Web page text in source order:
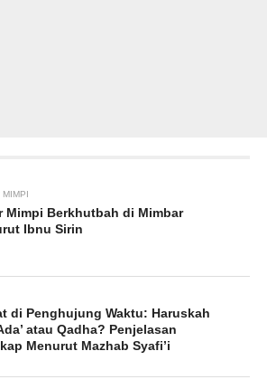
MIMPI
Mimpi Berkhutbah di Mimbar
Ibnu Sirin
di Penghujung Waktu: Haruskah
atau Qadha? Penjelasan
Menurut Mazhab Syafi’i